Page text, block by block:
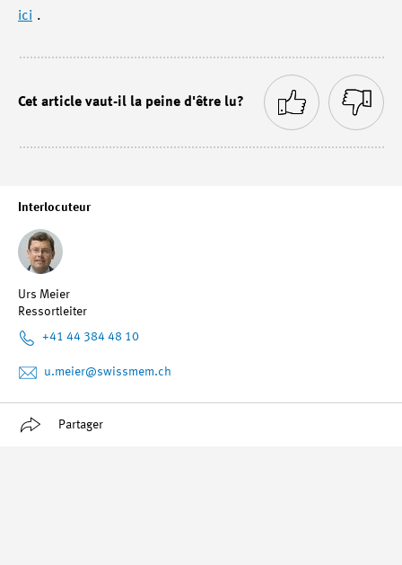
Interlocuteur
Urs Meier
Ressortleiter
+41 44 384 48 10
u.meier@swissmem.ch
Partager
ici .
Cet article vaut-il la peine d'être lu?